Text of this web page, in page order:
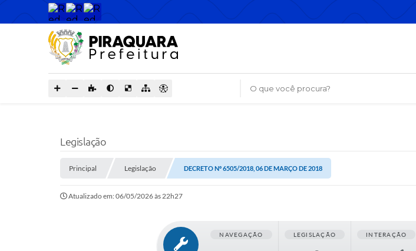
O que você procura?
Legislação
Principal Legislação DECRETO Nº 6505/2018, 06 DE MARÇO DE 2018
Atualizado em: 06/05/2026 às 22h27
NAVEGAÇÃO LEGISLAÇÃO INTERAÇÃO